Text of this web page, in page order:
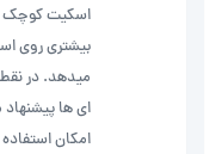
اسکیت کوچک
بیشتری روی
میدهد. در
ای ها
امکان